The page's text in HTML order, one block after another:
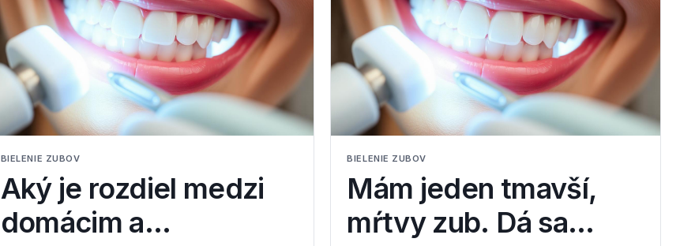
BIELENIE ZUBOV
Aký je rozdiel medzi
domácim a
BIELENIE ZUBOV
Mám jeden tmavší,
mŕtvy zub. Dá sa